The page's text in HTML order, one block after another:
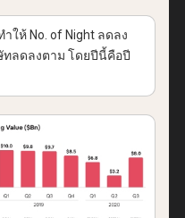
ให้ No. of Night ลดลง
ทลดลงตาม โดยปีนี้คือปี